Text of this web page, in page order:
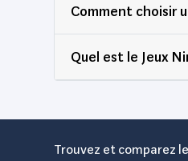
GameMill
Happy Volcano 1
Humble Games 3
Comment choisir
Quel est le Jeux
Trouvez et comparez